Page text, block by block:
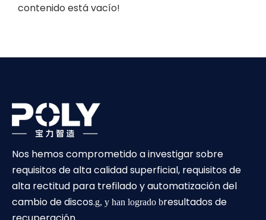
contenido está vacío!
Nos hemos comprometido a investigar sobre
requisitos de alta calidad superficial, requisitos de
alta rectitud para trefilado y automatización del
cambio de discos.g, y han logrado bresultados de